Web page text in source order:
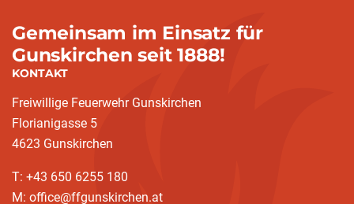
Gemeinsam im Einsatz für
Gunskirchen seit 1888!
KONTAKT
Freiwillige Feuerwehr Gunskirchen
Florianigasse 5
4623 Gunskirchen
T: +43 650 6255 180
M: office@ffgunskirchen.at